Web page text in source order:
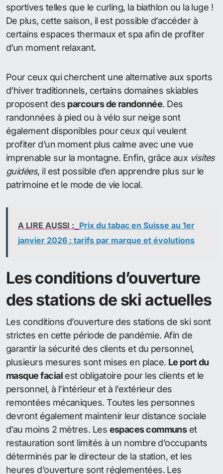
sportives telles que le curling, la biathlon ou la luge !
De plus, cette saison, il est possible d’accéder à
certains espaces thermaux et spa afin de profiter
d’un moment relaxant.
Pour ceux qui cherchent une alternative aux sports
d’hiver traditionnels, certains domaines skiables
proposent des parcours de randonnée. Des
randonnées à pied ou à vélo sur neige sont
également disponibles pour ceux qui veulent
profiter d’un moment plus calme avec une vue
imprenable sur la montagne. Enfin, grâce aux visites
guidées, il est possible d’en apprendre plus sur le
patrimoine et le mode de vie local.
A LIRE AUSSI : Prix du tabac en Suisse au 1er
janvier 2026 : tarifs par marque et évolutions
Les conditions d’ouverture
des stations de ski actuelles
Les conditions d’ouverture des stations de ski sont
strictes en cette période de pandémie. Afin de
garantir la sécurité des clients et du personnel,
plusieurs mesures sont mises en place. Le port du
masque facialest obligatoire pour les clients et le
personnel, à l’intérieur et à l’extérieur des
remontées mécaniques. Toutes les personnes
devront également maintenir leur distance sociale
d’au moins 2 mètres. Les espaces communset
restauration sont limités à un nombre d’occupants
déterminés par le directeur de la station, et les
heures d’ouverture sont réglementées. Les